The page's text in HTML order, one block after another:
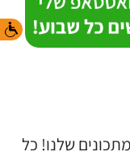
שלנו! כל